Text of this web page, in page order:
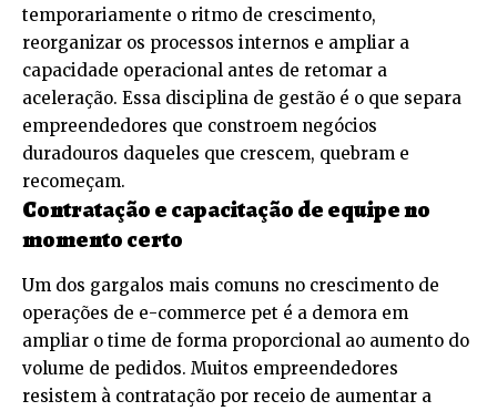
temporariamente o ritmo de crescimento,
reorganizar os processos internos e ampliar a
capacidade operacional antes de retomar a
aceleração. Essa disciplina de gestão é o que separa
empreendedores que constroem negócios
duradouros daqueles que crescem, quebram e
recomeçam.
Contratação e capacitação de equipe no
momento certo
Um dos gargalos mais comuns no crescimento de
operações de e-commerce pet é a demora em
ampliar o time de forma proporcional ao aumento do
volume de pedidos. Muitos empreendedores
resistem à contratação por receio de aumentar a